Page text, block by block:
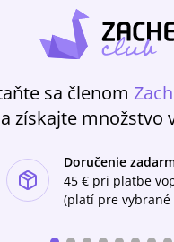
rádu: Klára, Anton
Maximilián Mária
Zbignev ako aj novic
ciest nám môže
lásky a pokory nášho
modlitbe určite
ukrižovaného a
sa členom
a získajte množstvo
Doručenie
45 € pri platbe
(platí pre vybrané